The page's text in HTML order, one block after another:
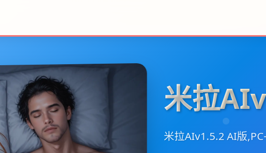
米拉
米拉AIv1.5.2 AI版